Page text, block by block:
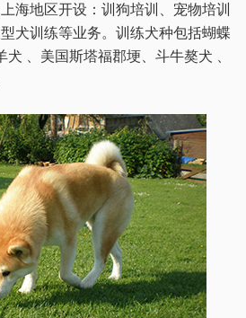
海地区开设：训狗培训、宠物培训
犬训练等业务。训练犬种包括蝴蝶
、美国斯塔福郡埂、斗牛獒犬 、